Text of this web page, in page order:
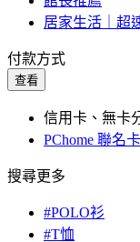
居家生活｜超
付款方式
查看
信用卡、無卡
PChome 聯名
搜尋更多
#POLO衫
#T恤